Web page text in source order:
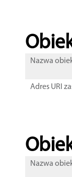
Nazwa
Adres URI
Nazwa